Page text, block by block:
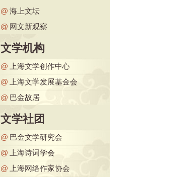
@ 海上文坛
@ 网文新观察
文学机构
@
上海文学创作中心
@
上海文学发展基金会
@ 巴金故居
文学社团
@ 巴金文学研究会
@
上海诗词学会
@
上海网络作家协会